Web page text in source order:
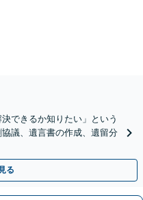
できるか知りたい」という
議、遺言書の作成、遺留分
る